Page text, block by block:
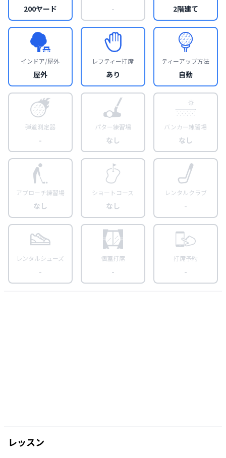
200ヤード - 2階建て
インドア/屋外
屋外
レフティー打席
あり
ティーアップ方法
自動
弾道測定器
-
パター練習場
なし
バンカー練習場
なし
アプローチ練習場
なし
ショートコース
なし
レンタルクラブ
-
レンタルシューズ
-
個室打席
-
打席予約
-
レッスン